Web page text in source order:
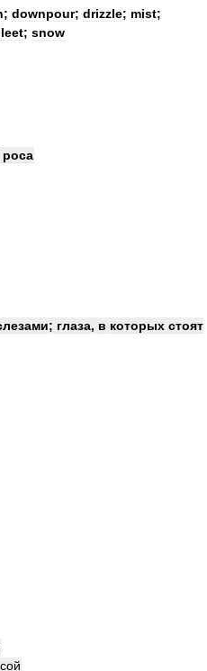
; downpour; drizzle; mist;
; snow
роса
; глаза, в которых стоят